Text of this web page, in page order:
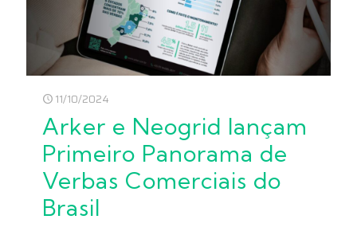
11/10/2024
Arker e Neogrid lançam
Primeiro Panorama de
Verbas Comerciais do
Brasil